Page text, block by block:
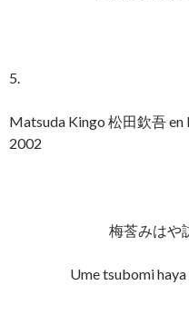
5.
Matsuda Kingo 松田欽吾 en
2002
梅莟みはや
Ume tsubomi